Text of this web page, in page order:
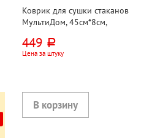
Коврик для сушки стаканов
МультиДом, 45см*8см,
449 руб.
Цена за штуку